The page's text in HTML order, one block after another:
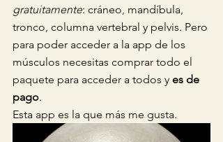
gratuitamente: cráneo, mandíbula,
tronco, columna vertebral y pelvis. Pero
para poder acceder a la app de los
músculos necesitas comprar todo el
paquete para acceder a todos y es de
pago.
Esta app es la que más me gusta.